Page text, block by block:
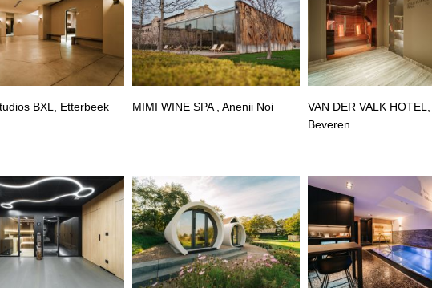
BXL, Etterbeek MIMI WINE SPA , Anenii Noi
VAN DER VALK HOTEL,
Beveren